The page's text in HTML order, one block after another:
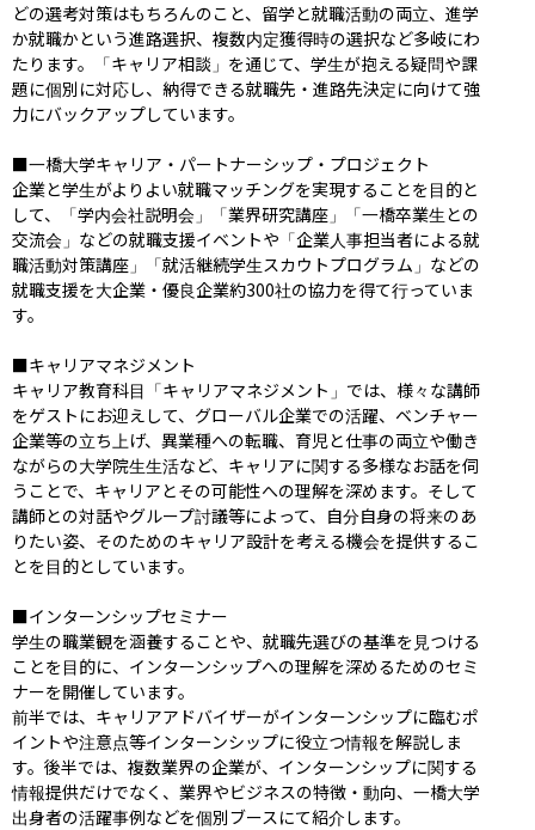
どの選考対策はもちろんのこと、留学と就職活動の両立、進学
か就職かという進路選択、複数内定獲得時の選択など多岐にわ
たります。「キャリア相談」を通じて、学生が抱える疑問や課
題に個別に対応し、納得できる就職先・進路先決定に向けて強
力にバックアップしています。
■一橋大学キャリア・パートナーシップ・プロジェクト
企業と学生がよりよい就職マッチングを実現することを目的と
して、「学内会社説明会」「業界研究講座」「一橋卒業生との
交流会」などの就職支援イベントや「企業人事担当者による就
職活動対策講座」「就活継続学生スカウトプログラム」などの
就職支援を大企業・優良企業約300社の協力を得て行っていま
す。
■キャリアマネジメント
キャリア教育科目「キャリアマネジメント」では、様々な講師
をゲストにお迎えして、グローバル企業での活躍、ベンチャー
企業等の立ち上げ、異業種への転職、育児と仕事の両立や働き
ながらの大学院生生活など、キャリアに関する多様なお話を伺
うことで、キャリアとその可能性への理解を深めます。そして
講師との対話やグループ討議等によって、自分自身の将来のあ
りたい姿、そのためのキャリア設計を考える機会を提供するこ
とを目的としています。
■インターンシップセミナー
学生の職業観を涵養することや、就職先選びの基準を見つける
ことを目的に、インターンシップへの理解を深めるためのセミ
ナーを開催しています。
前半では、キャリアアドバイザーがインターンシップに臨むポ
イントや注意点等インターンシップに役立つ情報を解説しま
す。後半では、複数業界の企業が、インターンシップに関する
情報提供だけでなく、業界やビジネスの特徴・動向、一橋大学
出身者の活躍事例などを個別ブースにて紹介します。